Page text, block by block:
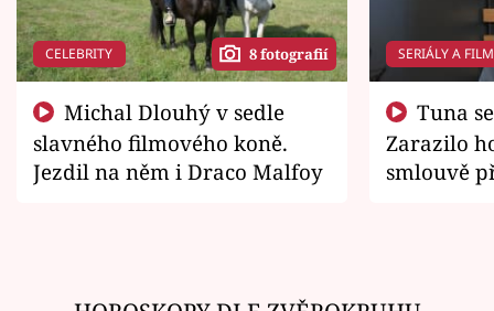
CELEBRITY 8 fotografií
slavného filmového koně.
Jezdil na něm i Draco Malfoy
SERIÁLY A
Zarazilo
smlouvě